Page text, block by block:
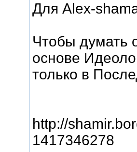
Для Alex-
Чтобы думать
основе
только в
http://
1417346278